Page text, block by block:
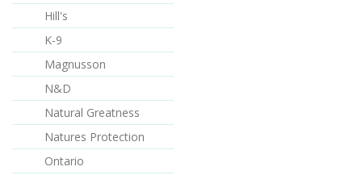
Hill's
K-9
Magnusson
N&D
Natural Greatness
Natures Protection
Ontario